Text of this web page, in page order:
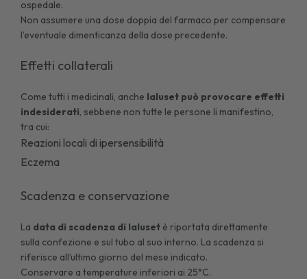
ospedale.
Non assumere una dose doppia del farmaco per compensare
l’eventuale dimenticanza della dose precedente.
Effetti collaterali
Come tutti i medicinali, anche Ialuset può provocare effetti
indesiderati, sebbene non tutte le persone li manifestino,
tra cui:
Reazioni locali di ipersensibilità
Eczema
Scadenza e conservazione
La data di scadenza di Ialuset è riportata direttamente
sulla confezione e sul tubo al suo interno. La scadenza si
riferisce all’ultimo giorno del mese indicato.
Conservare a temperature inferiori ai 25°C.